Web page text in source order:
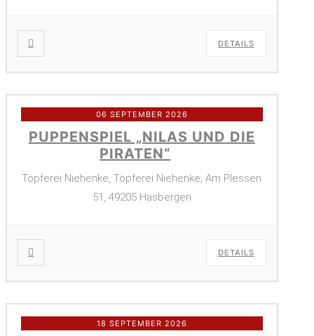
DETAILS
06 SEPTEMBER 2026
PUPPENSPIEL „NILAS UND DIE
PIRATEN“
Töpferei Niehenke, Töpferei Niehenke, Am Plessen
51, 49205 Hasbergen
DETAILS
18 SEPTEMBER 2026